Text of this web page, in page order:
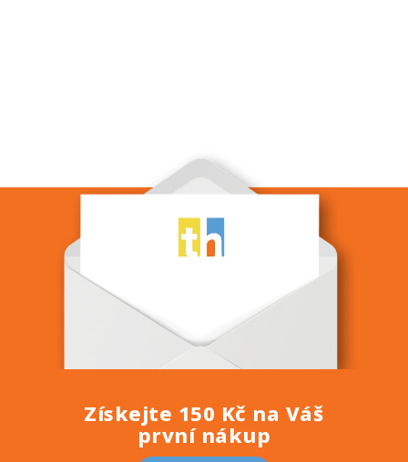
Získejte 150 Kč na Váš
první nákup